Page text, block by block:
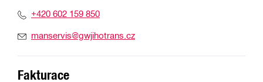
+420 602 159 850
manservis@gwjihotrans.cz
Fakturace